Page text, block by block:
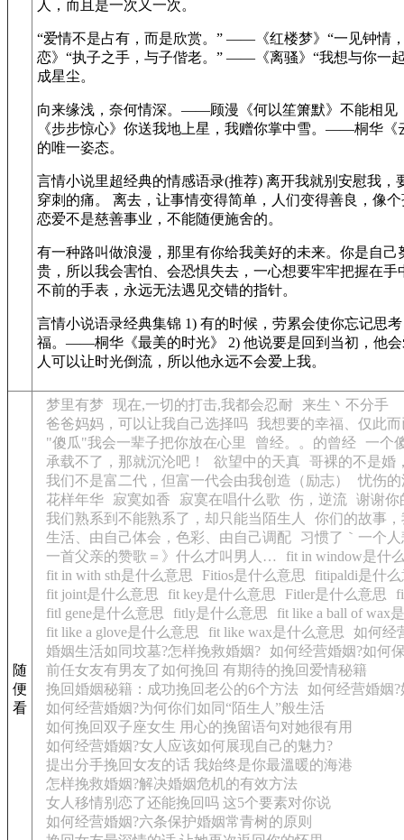
人，而且是一次又一次。
“爱情不是占有，而是欣赏。” ——《红楼梦》“一见钟情
恋》“执子之手，与子偕老。” ——《离骚》“我想与你一
成星尘。
向来缘浅，奈何情深。——顾漫《何以笙箫默》不能相
《步步惊心》你送我地上星，我赠你掌中雪。——桐华《
的唯一姿态。
言情小说里超经典的情感语录(推荐) 离开我就别安慰我，
穿刺的痛。 离去，让事情变得简单，人们变得善良，像
恋爱不是慈善事业，不能随便施舍的。
有一种路叫做浪漫，那里有你给我美好的未来。你是自己
贵，所以我会害怕、会恐惧失去，一心想要牢牢把握在
不前的手表，永远无法遇见交错的指针。
言情小说语录经典集锦 1) 有的时候，劳累会使你忘记思
福。——桐华《最美的时光》 2) 他说要是回到当初，他
人可以让时光倒流，所以他永远不会爱上我。
随
便
看
梦里有梦 现在,一切的打击,我都会忍耐
来生丶不分手
爸爸妈妈，可以让我自己选择吗 我想要的幸福、仅此而
"傻瓜"我会一辈子把你放在心里
曾经。。的曾经
一个
承载不了，那就沉沦吧！
欲望中的天真 哥裸的不是婚
我们不是富二代，但富一代会由我创造（励志）
忧伤的
花样年华
寂寞如香 寂寞在唱什么歌 伤，逆流 谢谢你
我们熟系到不能熟系了，却只能当陌生人
你们的故事
生活、由自己体会，色彩、由自己调配
习惯了｀一个
一首父亲的赞歌＝》什么才叫男人…
fit in window是什
fit in with sth是什么意思
Fitios是什么意思
fitipaldi是什
fit joint是什么意思
fit key是什么意思 Fitler是什么意思
fitl gene是什么意思
fitly是什么意思
fit like a ball of wax
fit like a glove是什么意思
fit like wax是什么意思
如何经
婚姻生活如同坟墓?怎样挽救婚姻? 如何经营婚姻?如何
前任女友有男友了如何挽回 有期待的挽回爱情秘籍
挽回婚姻秘籍：成功挽回老公的6个方法 如何经营婚姻
如何经营婚姻?为何你们如同“陌生人”般生活
如何挽回双子座女生 用心的挽留语句对她很有用
如何经营婚姻?女人应该如何展现自己的魅力?
提出分手挽回女友的话 我始终是你最溫暖的海港
怎样挽救婚姻?解决婚姻危机的有效方法
女人移情别恋了还能挽回吗 这5个要素对你说
如何经营婚姻?六条保护婚姻常青树的原则